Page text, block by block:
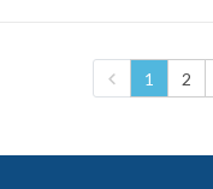
1 2